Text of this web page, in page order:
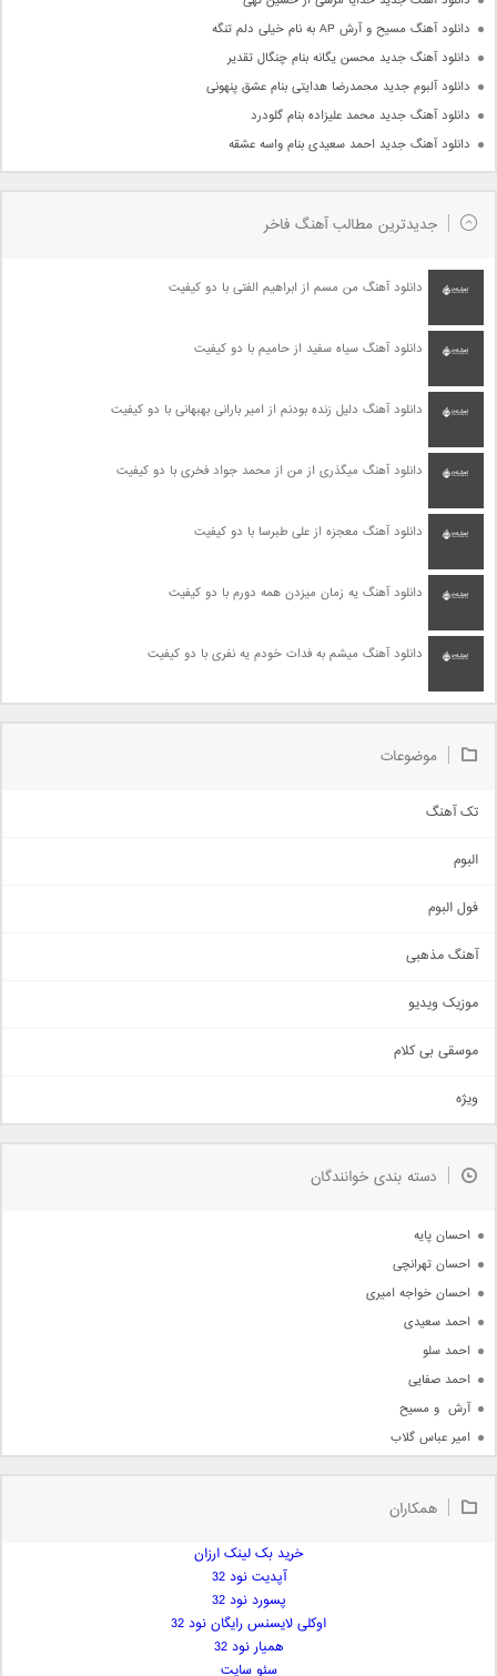
دانلود آهنگ مسیح و آرش AP به نام خیلی دلم تنگه
دانلود آهنگ جدید محسن یگانه بنام چنگال تقدیر
دانلود آلبوم جدید محمدرضا هدایتی بنام عشق پنهونی
دانلود آهنگ جدید محمد علیزاده بنام گلودرد
دانلود آهنگ جدید احمد سعیدی بنام واسه عشقه
جدیدترین مطالب آهنگ فاخر
دانلود آهنگ من مسم از ابراهیم الفتی با دو کیفیت
دانلود آهنگ سیاه سفید از حامیم با دو کیفیت
دانلود آهنگ دلیل زنده بودنم از امیر بارانی بهبهانی با دو کیفیت
دانلود آهنگ میگذری از من از محمد جواد فخری با دو کیفیت
دانلود آهنگ معجزه از علی طبرسا با دو کیفیت
دانلود آهنگ یه زمان میزدن همه دورم با دو کیفیت
دانلود آهنگ میشم به فدات خودم یه نفری با دو کیفیت
موضوعات
تک آهنگ
اجتماعی
حماسی
سنتی
اهنگ بندرعباسی
دمو
مذهبی
جدیدترین ها
البوم
فول البوم
آهنگ مذهبی
موزیک ویدیو
موسقی بی کلام
ویژه
دسته بندی خوانندگان
احسان پایه
احسان تهرانچی
احسان خواجه امیری
احمد سعیدی
احمد سلو
احمد صفایی
آرش  و مسیح
امیر عباس گلاب
امیر علی
همکاران
خرید بک لینک ارزان
آپدیت نود 32
پسورد نود 32
اوکلی لایسنس رایگان نود 32
همیار نود 32
سئو سایت